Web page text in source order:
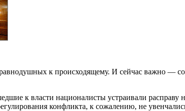
к происходящему. И сейчас важно —
к власти националисты устраивали расправу
конфликта, к сожалению, не